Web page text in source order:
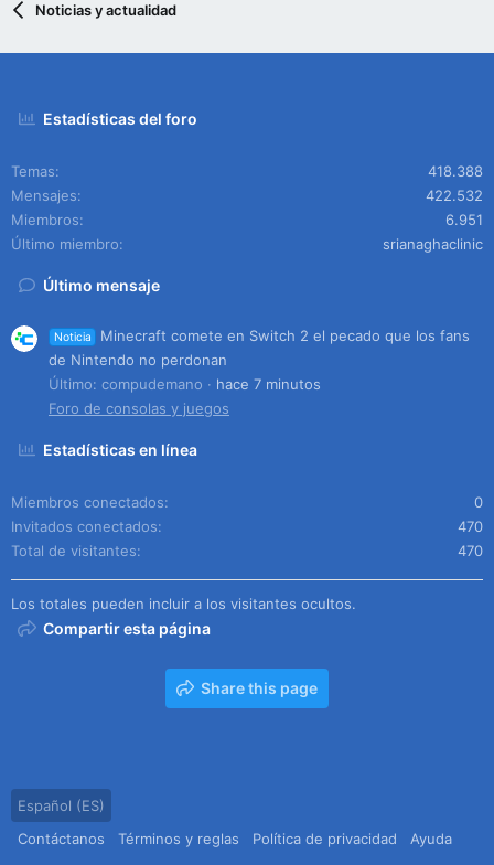
Noticias y actualidad
Estadísticas del foro
Temas
418.388
Mensajes
422.532
Miembros
6.951
Último miembro
srianaghaclinic
Último mensaje
Noticia
Minecraft comete en Switch 2 el pecado que los fans
de Nintendo no perdonan
Último: compudemano
hace 7 minutos
Foro de consolas y juegos
Estadísticas en línea
Miembros conectados
0
Invitados conectados
470
Total de visitantes
470
Los totales pueden incluir a los visitantes ocultos.
Compartir esta página
Share this page
Español (ES)
Contáctanos
Términos y reglas Política de privacidad
Ayuda